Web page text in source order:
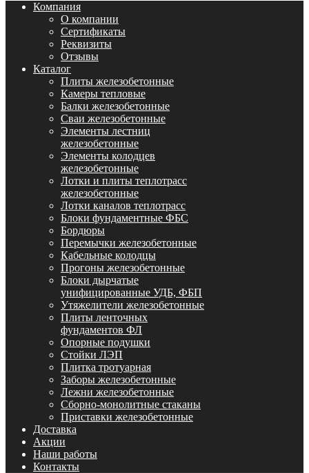
Компания
О компании
Сертификаты
Реквизиты
Отзывы
Каталог
Плиты железобетонные
Камеры тепловые
Балки железобетонные
Сваи железобетонные
Элементы лестниц
железобетонные
Элементы колодцев
железобетонные
Лотки и плиты теплотрасс
железобетонные
Лотки каналов теплотрасс
Блоки фундаментные ФБС
Бордюры
Перемычки железобетонные
Кабельные колодцы
Прогоны железобетонные
Блоки дырчатые
унифицированные УДБ, ФБП
Утяжелители железобетонные
Плиты ленточных
фундаментов ФЛ
Опорные подушки
Стойки ЛЭП
Плитка тротуарная
Заборы железобетонные
Лежни железобетонные
Сборно-монолитные стаканы
Приставки железобетонные
Доставка
Акции
Наши работы
Контакты